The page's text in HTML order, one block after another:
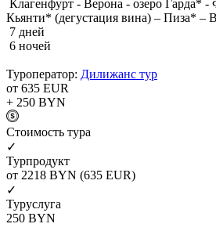
Клагенфурт - Верона - озеро Гарда*
Кьянти* (дегустация вина) – Пиза* –
7 дней
6 ночей
Туроператор: Дилижанс тур
от 635 EUR
+ 250 BYN
Cтоимость тура
✓
Турпродукт
от 2218 BYN (635 EUR)
✓
Туруслуга
250 BYN